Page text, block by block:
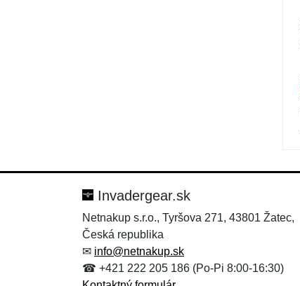
Invadergear.sk
Netnakup s.r.o., Tyršova 271, 43801 Žatec,
Česká republika
✉ info@netnakup.sk
☎ +421 222 205 186 (Po-Pi 8:00-16:30)